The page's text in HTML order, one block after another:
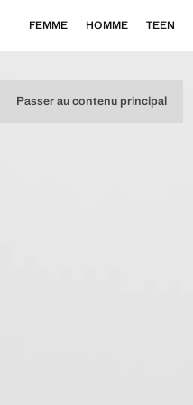
Passer au contenu principal
FEMME HOMME TEEN